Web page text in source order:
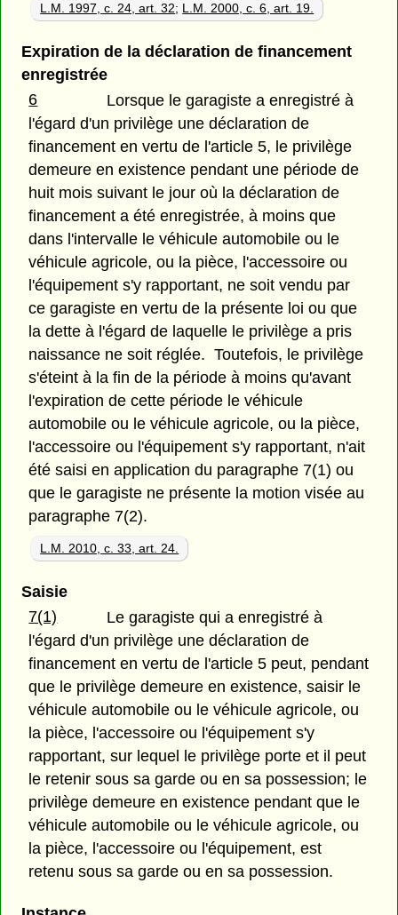
L.M. 1997, c. 24, art. 32; L.M. 2000, c. 6, art. 19.
Expiration de la déclaration de financement
enregistrée
6
Lorsque le garagiste a enregistré à
l'égard d'un privilège une déclaration de
financement en vertu de l'article 5, le privilège
demeure en existence pendant une période de
huit mois suivant le jour où la déclaration de
financement a été enregistrée, à moins que
dans l'intervalle le véhicule automobile ou le
véhicule agricole, ou la pièce, l'accessoire ou
l'équipement s'y rapportant, ne soit vendu par
ce garagiste en vertu de la présente loi ou que
la dette à l'égard de laquelle le privilège a pris
naissance ne soit réglée. Toutefois, le privilège
s'éteint à la fin de la période à moins qu'avant
l'expiration de cette période le véhicule
automobile ou le véhicule agricole, ou la pièce,
l'accessoire ou l'équipement s'y rapportant, n'ait
été saisi en application du paragraphe 7(1) ou
que le garagiste ne présente la motion visée au
paragraphe 7(2).
L.M. 2010, c. 33, art. 24.
Saisie
7(1)
Le garagiste qui a enregistré à
l'égard d'un privilège une déclaration de
financement en vertu de l'article 5 peut, pendant
que le privilège demeure en existence, saisir le
véhicule automobile ou le véhicule agricole, ou
la pièce, l'accessoire ou l'équipement s'y
rapportant, sur lequel le privilège porte et il peut
le retenir sous sa garde ou en sa possession; le
privilège demeure en existence pendant que le
véhicule automobile ou le véhicule agricole, ou
la pièce, l'accessoire ou l'équipement, est
retenu sous sa garde ou en sa possession.